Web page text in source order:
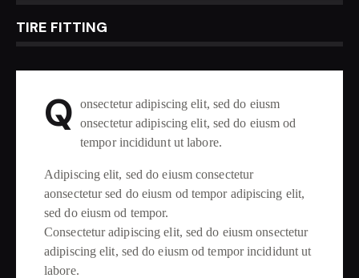
TIRE FITTING
Q onsectetur adipiscing elit, sed do eiusm
onsectetur adipiscing elit, sed do eiusm od
tempor incididunt ut labore.
Adipiscing elit, sed do eiusm consectetur
aonsectetur sed do eiusm od tempor adipiscing elit,
sed do eiusm od tempor.
Consectetur adipiscing elit, sed do eiusm onsectetur
adipiscing elit, sed do eiusm od tempor incididunt ut
labore.